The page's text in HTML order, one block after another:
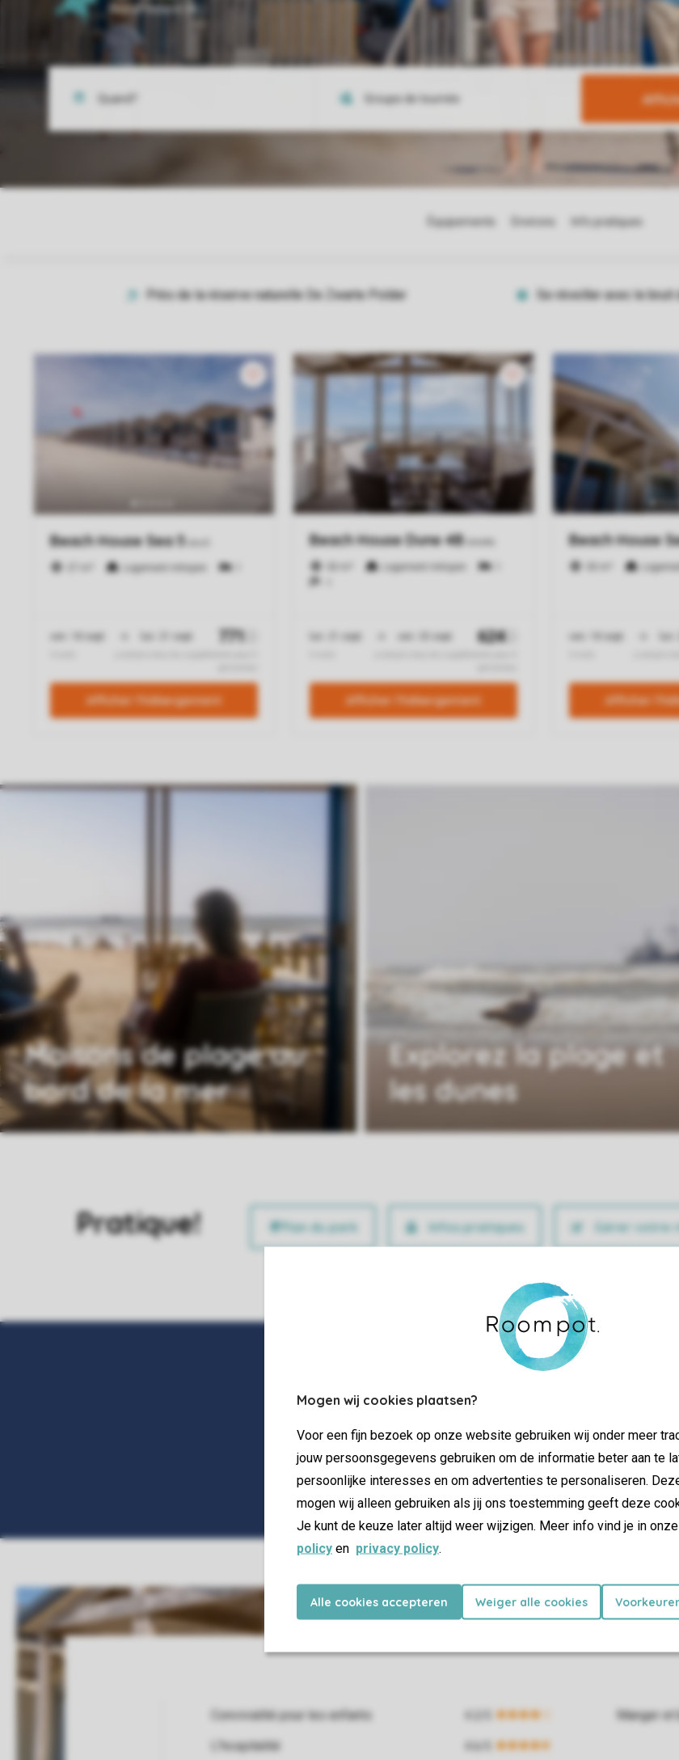
Mogen wij cookies plaatsen?
Voor een fijn bezoek op onze website gebruiken wij onder meer
jouw persoonsgegevens gebruiken om de informatie beter aan te
persoonlijke interesses en om advertenties te personaliseren.
mogen wij alleen gebruiken als jij ons toestemming geeft deze
Je kunt de keuze later altijd weer wijzigen. Meer info vind je in onze
policy en privacy policy.
Alle cookies accepteren Weiger alle cookies
Maisons de plage au
bord de la mer
Explorez la plage et
les dunes
Pratique! Infos pratiques Gérer votre
Convivialité pour les enfants
Manger et
L'hospitalité